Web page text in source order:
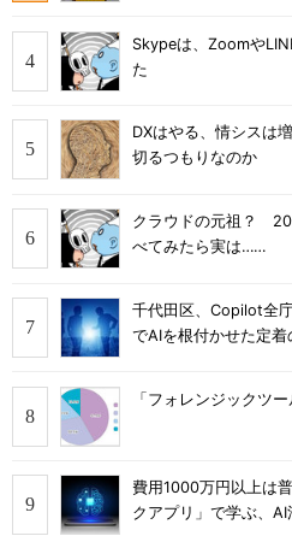
Skypeは、Zoomや
た
DXはやる、情シスは
切るつもりなのか
クラウドの元祖？
べてみたら実は……
千代田区、Copilot全
でAIを根付かせた定着
「フォレンジックツ
費用1000万円以上は
クアプリ」で学ぶ、